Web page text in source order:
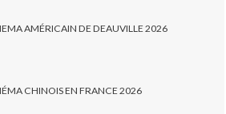
AMÉRICAIN DE DEAUVILLE 2026
CHINOIS EN FRANCE 2026